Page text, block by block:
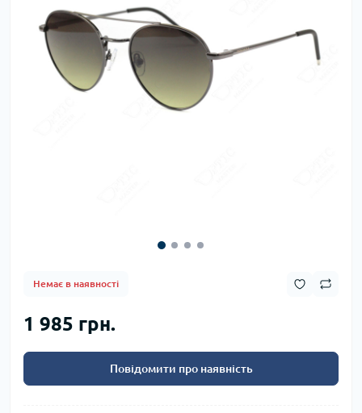
Немає в наявності
1 985 грн.
Повідомити про наявність